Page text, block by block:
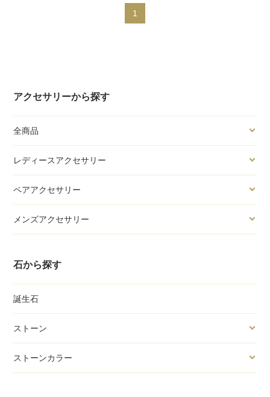
アクセサリーから探す
全商品
レディースアクセサリー
ペアアクセサリー
メンズアクセサリー
石から探す
誕生石
ストーン
ストーンカラー
1